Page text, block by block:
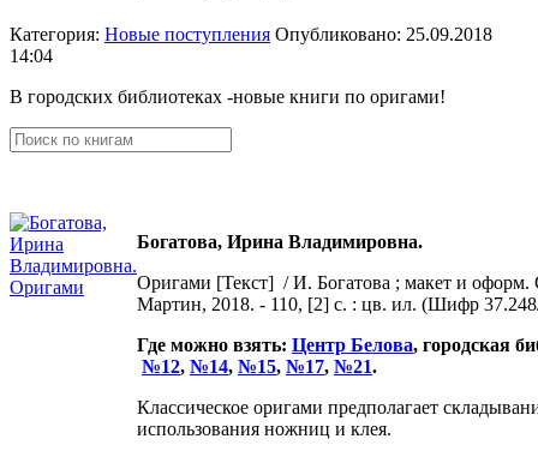
Категория: Новые поступления Опубликовано: 25.09.2018
14:04
В городских библиотеках -новые книги по оригами!
Богатова, Ирина Владимировна.
Оригами [Текст] / И. Богатова ; макет и
Мартин, 2018. - 110, [2] с. : цв. ил. (Шифр
Где можно взять: Центр Белова, городская
№12, №14, №15, №17, №21.
Классическое оригами предполагает
использования ножниц и клея.